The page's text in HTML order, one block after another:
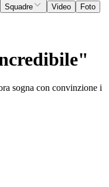
Squadre Video
Foto
sogna con convinzione i